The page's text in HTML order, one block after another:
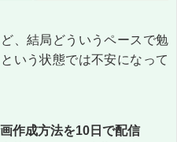
、結局どういうペースで勉
いう状態では不安になって
作成方法を10日で配信